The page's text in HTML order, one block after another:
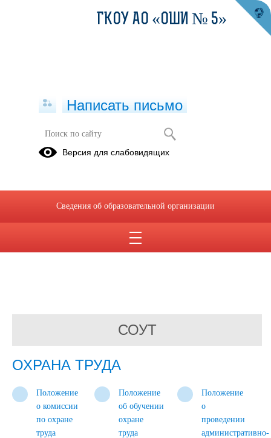
СОУТ
ОХРАНА ТРУДА
Положение
о комиссии
по охране
труда
Положение
об обучении
охране
труда
Положение
о
проведении
административно-
ГКОУ АО «ОШИ № 5»
Написать письмо
Версия для слабовидящих
Сведения об образовательной организации